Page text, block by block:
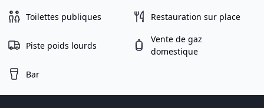
Toilettes publiques Restauration sur place
Piste poids lourds
Vente de gaz
domestique
Bar